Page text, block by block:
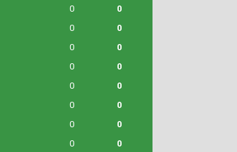
0
0
0
0
0
0
0
0
0
0
0
0
0
0
0
0